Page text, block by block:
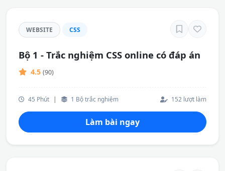
WEBSITE CSS
Bộ 1 - Trắc nghiệm CSS online có đáp án
4.5 (90)
45 Phút | 1 Bộ trắc nghiệm 152 lượt làm
Làm bài ngay